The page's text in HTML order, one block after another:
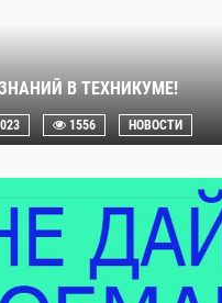
В ТЕХНИКУМЕ!
1556 НОВОСТИ